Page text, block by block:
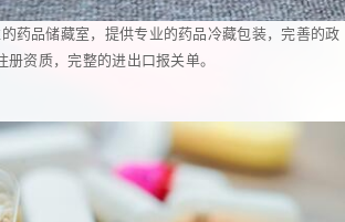
药品储藏室，提供专业的药品冷藏包装，完善的政
册资质，完整的进出口报关单。